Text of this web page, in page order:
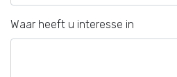
Waar heeft u interesse in